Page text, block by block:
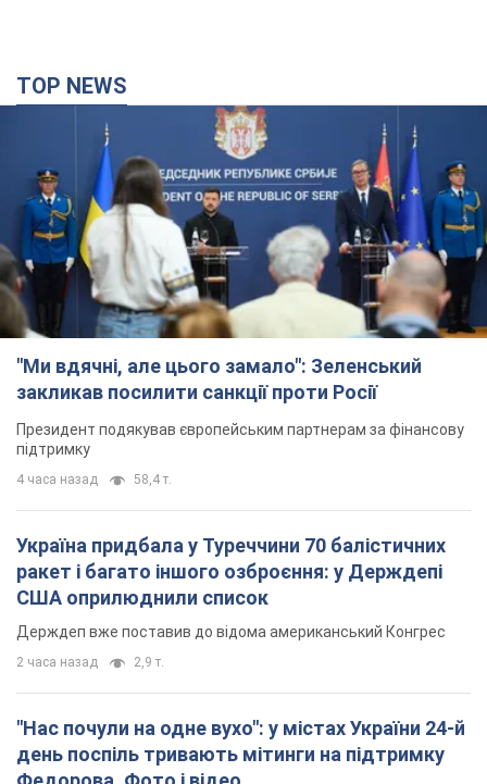
TOP NEWS
"Ми вдячні, але цього замало": Зеленський
закликав посилити санкції проти Росії
Президент подякував європейським партнерам за фінансову
підтримку
4 часа назад 58,4 т.
Україна придбала у Туреччини 70 балістичних
ракет і багато іншого озброєння: у Держдепі
США оприлюднили список
Держдеп вже поставив до відома американський Конгрес
2 часа назад 2,9 т.
"Нас почули на одне вухо": у містах України 24-й
день поспіль тривають мітинги на підтримку